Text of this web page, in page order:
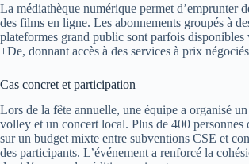
La médiathèque numérique permet d’emprunter
des films en ligne. Les abonnements groupés à
plateformes grand public sont parfois disponibles
+De, donnant accès à des services à prix
Cas concret et participation
Lors de la fête annuelle, une équipe a organisé
volley et un concert local. Plus de 400 personnes
sur un budget mixte entre subventions CSE et
des participants. L’événement a renforcé la